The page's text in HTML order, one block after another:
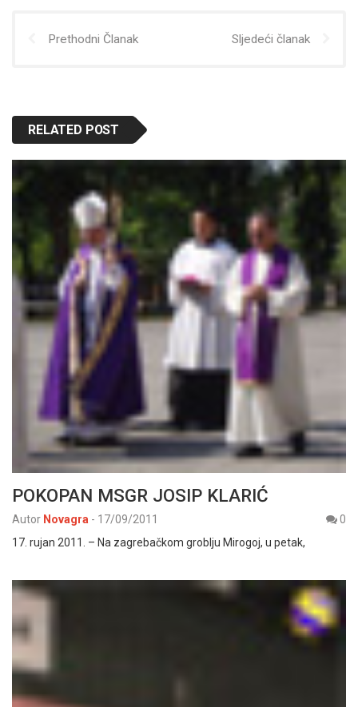
Prethodni Članak Sljedeći članak
RELATED POST
POKOPAN MSGR JOSIP KLARIĆ
Autor Novagra - 17/09/2011
0
17. rujan 2011. – Na zagrebačkom groblju Mirogoj, u petak,